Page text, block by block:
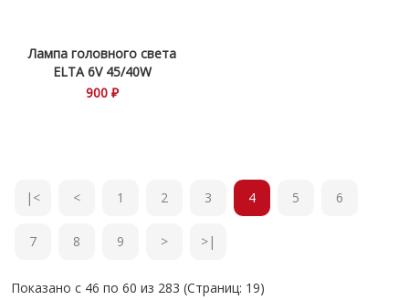
Лампа головного света
ELTA 6V 45/40W
900 ₽
|< < 1 2 3 4 5 6
7 8 9 > >|
Показано с 46 по 60 из 283 (Страниц: 19)